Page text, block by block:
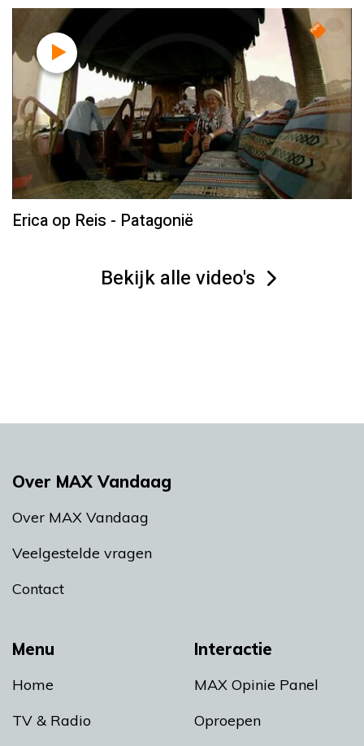
Erica op Reis - Patagonië
Bekijk alle video's
Menu
Home
TV & Radio
Interactie
MAX Opinie Panel
Oproepen
Over MAX Vandaag
Over MAX Vandaag
Veelgestelde vragen
Contact